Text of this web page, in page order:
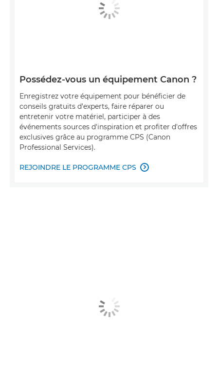
Possédez-vous un équipement Canon ?
Enregistrez votre équipement pour bénéficier de
conseils gratuits d'experts, faire réparer ou
entretenir votre matériel, participer à des
événements sources d'inspiration et profiter d'offres
exclusives grâce au programme CPS (Canon
Professional Services).
REJOINDRE LE PROGRAMME CPS 